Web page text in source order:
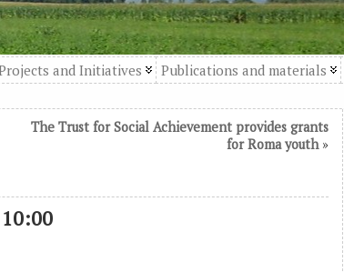
and Initiatives Publications and materials
The Trust for Social Achievement provides grants
for Roma youth»